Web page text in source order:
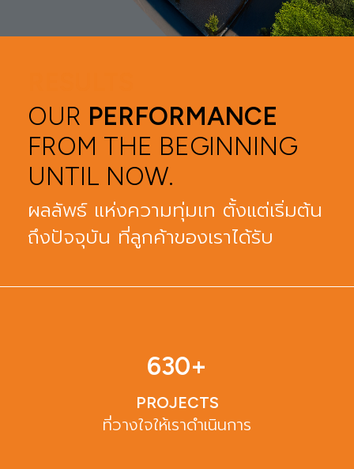
OUR PERFORMANCE
FROM THE BEGINNING
UNTIL NOW.
ผลลัพธ์ แห่งความทุ่มเท ตั้งแต่เริ่มต้น
ถึงปัจจุบัน ที่ลูกค้าของเราได้รับ
630+
PROJECTS
ที่วางใจให้เราดำเนินการ